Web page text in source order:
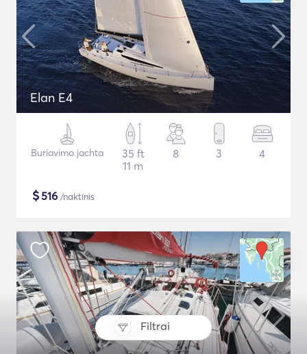
Filtrai
Elan E4
Buriavimo jachta
35 ft
11 m
8 3 4
$516 /naktinis